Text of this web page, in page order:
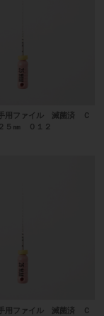
用ファイル 滅菌済 Ｃ
５㎜ ０１２
用ファイル 滅菌済 Ｃ